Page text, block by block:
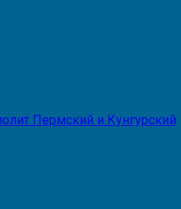
Пермский и Кунгурский